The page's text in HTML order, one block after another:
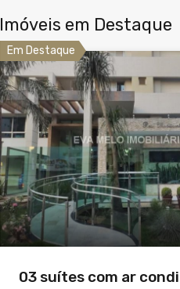
Imóveis em Destaque
Em Destaque
03 suítes com ar